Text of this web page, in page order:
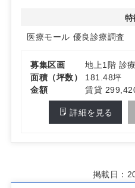
特
医療モール 優良診療調査
募集区画
地上1階 診
面積（坪数）
181.48坪
金額
賃貸
詳細を見る
掲載日：